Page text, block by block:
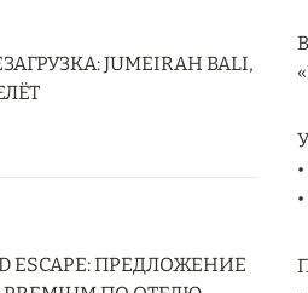
JUMEIRAH BALI,
ESCAPE: ПРЕДЛОЖЕНИЕ